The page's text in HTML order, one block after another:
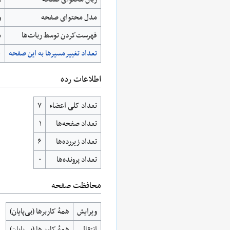
مدل محتوای صفحه
‌فهرست‌کردن توسط ربات‌ها
تعداد تغییرمسیرها به این صفحه
اطلاعات رده
تعداد کلی اعضاء
۷
تعداد صفحه‌ها
۱
تعداد زیررده‌ها
۶
تعداد پرونده‌ها
۰
محافظت صفحه
ویرایش
همهٔ کاربرها (بی‌پایان)